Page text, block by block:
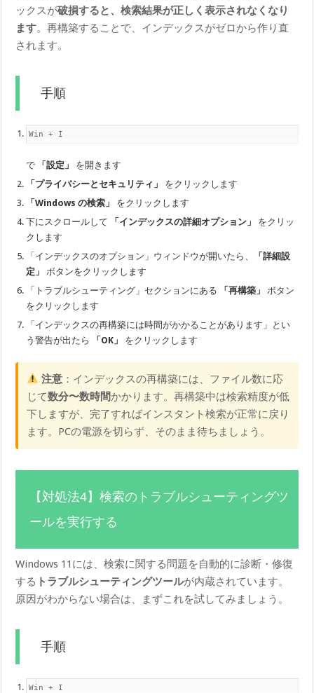
ックスが破損すると、検索結果が正しく表示されなくなり
ます。再構築することで、インデックスがゼロから作り直
されます。
手順
Win + I
で 「設定」
を開きます
「プライバシーとセキュリティ」
をクリックします
「Windows の検索」
をクリックします
下にスクロールして
「インデックスの詳細オプション」
をクリッ
クします
「インデックスのオプション」ウィンドウが開いたら、
「詳細設
定」
ボタンをクリックします
「トラブルシューティング」セクションにある
「再構築」
ボタン
をクリックします
「インデックスの再構築には時間がかかることがあります」とい
う警告が出たら
「OK」 をクリックします
注意 ：インデックスの再構築には、ファイル数に応
じて数分〜数時間かかります。再構築中は検索精度が低
下しますが、完了すればインスタント検索が正常に戻り
ます。PCの電源を切らず、そのまま待ちましょう。
【対処法4】検索のトラブルシューティングツ
ールを実行する
Windows 11には、検索に関する問題を自動的に診断・修復
する トラブルシューティングツールが内蔵されています。
原因がわからない場合は、まずこれを試してみましょう。
手順
Win + I